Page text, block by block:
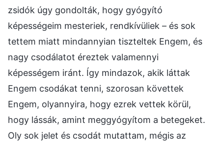
zsidók úgy gondolták, hogy gyógyító
képességeim mesteriek, rendkívüliek – és sok
tettem miatt mindannyian tiszteltek Engem, és
nagy csodálatot éreztek valamennyi
képességem iránt. Így mindazok, akik láttak
Engem csodákat tenni, szorosan követtek
Engem, olyannyira, hogy ezrek vettek körül,
hogy lássák, amint meggyógyítom a betegeket.
Oly sok jelet és csodát mutattam, mégis az